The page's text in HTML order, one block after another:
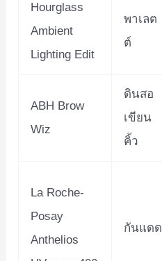
Hourglass
Ambient
Lighting Edit
พาเลต
ต์
ABH Brow
Wiz
ดินสอ
เขียน
คิ้ว
La Roche-
Posay
Anthelios
กันแดด